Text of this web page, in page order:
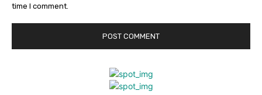
time I comment.